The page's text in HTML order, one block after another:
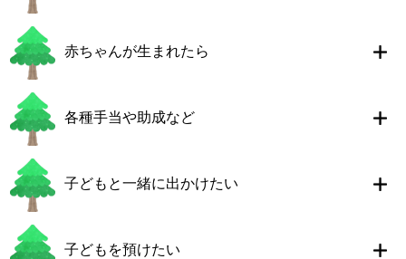
赤ちゃんが生まれたら
各種手当や助成など
子どもと一緒に出かけたい
子どもを預けたい